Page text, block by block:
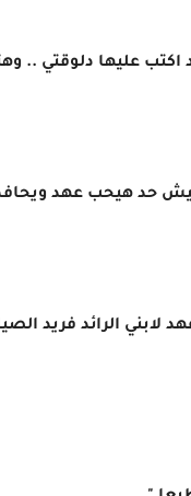
عليها دلوقتي ..
حد هيحب عهد
لابني الرائد فريد